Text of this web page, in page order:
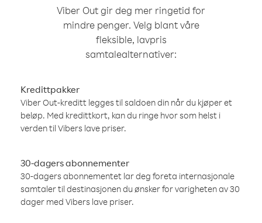
Viber Out gir deg mer ringetid for
mindre penger. Velg blant våre
fleksible, lavpris
samtalealternativer:
Kredittpakker
Viber Out-kreditt legges til saldoen din når du kjøper et
beløp. Med kredittkort, kan du ringe hvor som helst i
verden til Vibers lave priser.
30-dagers abonnementer
30-dagers abonnementet lar deg foreta internasjonale
samtaler til destinasjonen du ønsker for varigheten av 30
dager med Vibers lave priser.